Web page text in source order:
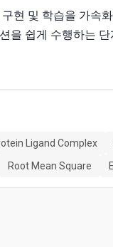
현 및 학습을 가속
을 쉽게 수행하는
Ligand Complex
Root Mean Square